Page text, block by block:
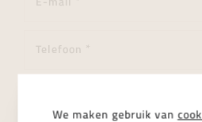
We maken gebruik van